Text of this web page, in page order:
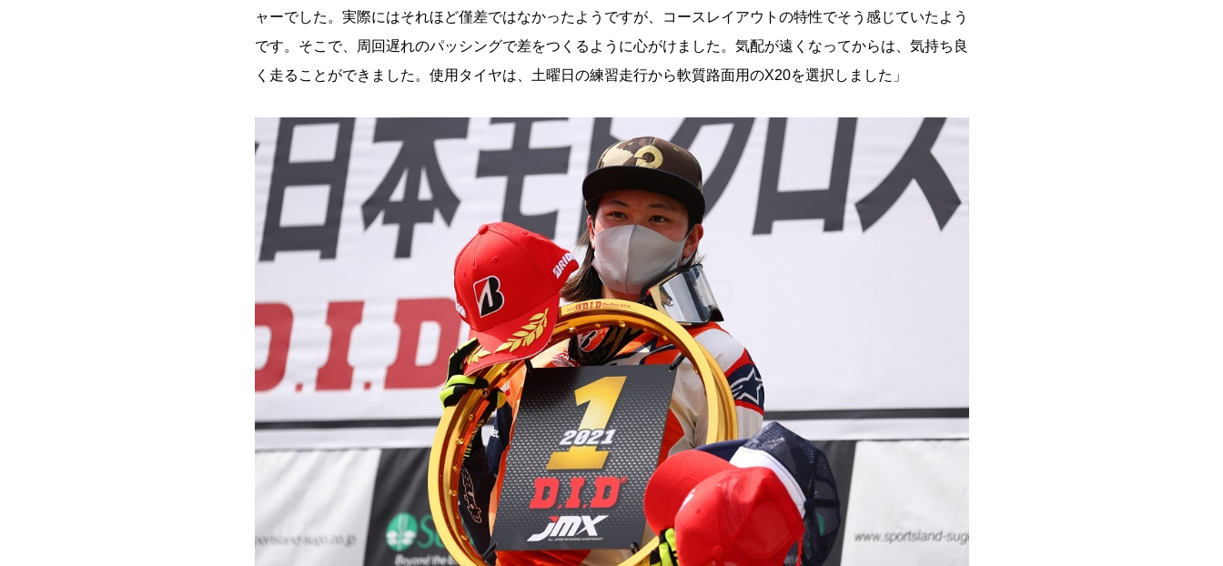
ャーでした。実際にはそれほど僅差ではなかったようですが、コースレイアウトの特性でそう感じていたよう
です。そこで、周回遅れのパッシングで差をつくるように心がけました。気配が遠くなってからは、気持ち良
く走ることができました。使用タイヤは、土曜日の練習走行から軟質路面用のX20を選択しました」